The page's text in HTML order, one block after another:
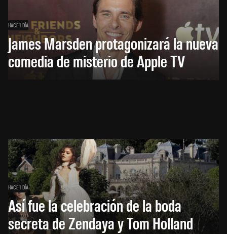
HACE 1 DÍA
James Marsden protagonizará la nueva
comedia de misterio de Apple TV
HACE 1 DÍA
Así fue la celebración de la boda
secreta de Zendaya y Tom Holland